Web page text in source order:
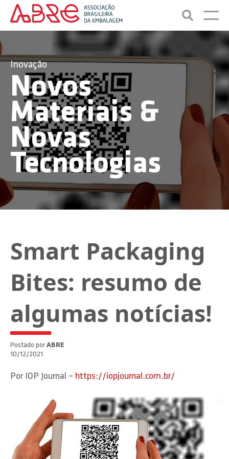
Inovação
Novos
Materiais &
Novas
Tecnologias
Smart Packaging
Bites: resumo de
algumas notícias!
Postado por ABRE
10/12/2021
Por IOP Journal – https://iopjournal.com.br/